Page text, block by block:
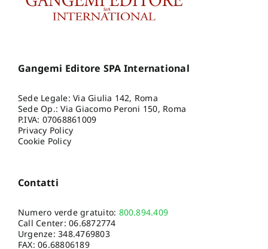
Gangemi Editore SPA International
Sede Legale: Via Giulia 142, Roma
Sede Op.: Via Giacomo Peroni 150, Roma
P.IVA: 07068861009
Privacy Policy
Cookie Policy
Contatti
Numero verde gratuito: 800.894.409
Call Center:06.6872774
Urgenze:348.4769803
FAX: 06.68806189